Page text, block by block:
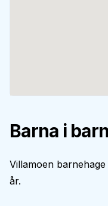
Barna i
Villamoen
år.